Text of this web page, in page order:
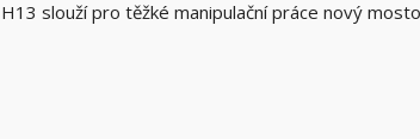
slouží pro těžké manipulační práce nový